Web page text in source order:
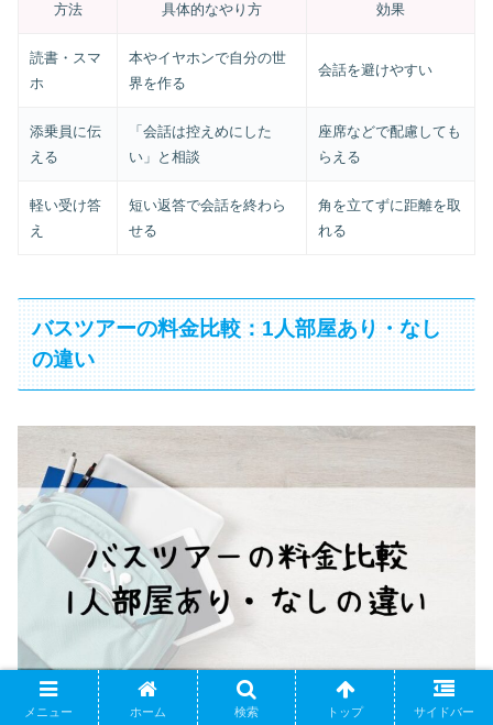
方法 具体的なやり方 効果
読書・スマ
ホ
本やイヤホンで自分の世
界を作る
会話を避けやすい
添乗員に伝
える
「会話は控えめにした
い」と相談
座席などで配慮しても
らえる
軽い受け答
え
短い返答で会話を終わら
せる
角を立てずに距離を取
れる
バスツアーの料金比較：1人部屋あり・なし
の違い
メニュー ホーム 検索 トップ サイドバー